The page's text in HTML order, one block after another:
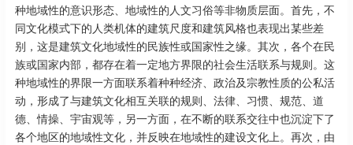
种地域性的意识形态、地域性的人文习俗等非物质层面。首先，不
同文化模式下的人类机体的建筑尺度和建筑风格也表现出某些差
别，这是建筑文化地域性的民族性或国家性之缘。其次，各个在民
族或国家内部，都存在着一定地方界限的社会生活联系与规则。这
种地域性的界限一方面联系着种种经济、政治及宗教性质的公私活
动，形成了与建筑文化相互关联的规则、法律、习惯、规范、道
德、情操、宇宙观等，另一方面，在不断的联系交往中也沉淀下了
各个地区的地域性文化，并反映在地域性的建设文化上。再次，由